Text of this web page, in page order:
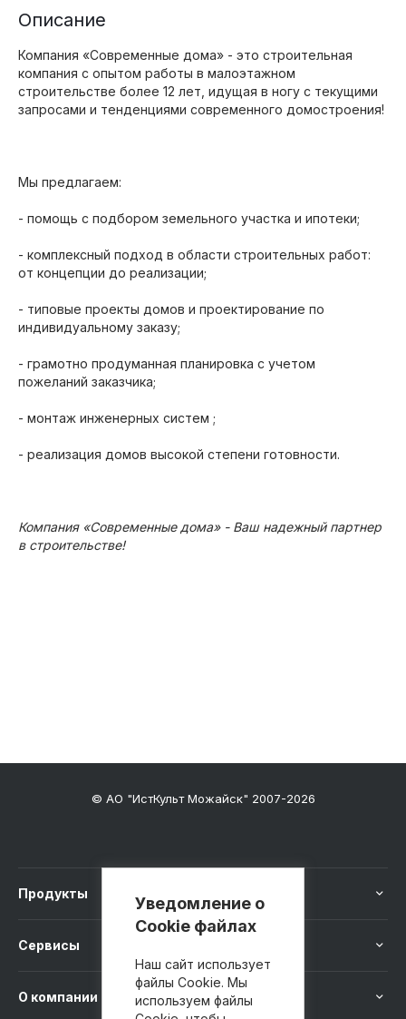
Описание
Компания «Современные дома» - это строительная
компания с опытом работы в малоэтажном
строительстве более 12 лет, идущая в ногу с текущими
запросами и тенденциями современного домостроения!
Мы предлагаем:
- помощь с подбором земельного участка и ипотеки;
- комплексный подход в области строительных работ:
от концепции до реализации;
- типовые проекты домов и проектирование по
индивидуальному заказу;
- грамотно продуманная планировка с учетом
пожеланий заказчика;
- монтаж инженерных систем ;
- реализация домов высокой степени готовности.
Компания «Современные дома» - Ваш надежный партнер
в строительстве!
© АО "ИстКульт Можайск" 2007-2026
Продукты
Сервисы
О компании
Уведомление о
Cookie файлах
Наш сайт использует
файлы Cookie. Мы
используем файлы